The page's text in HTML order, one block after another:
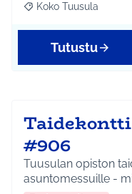
Rajaa tulokset
Koko Tuusula
Tutustu
#906
Tuusulan opiston
asuntomessuille -